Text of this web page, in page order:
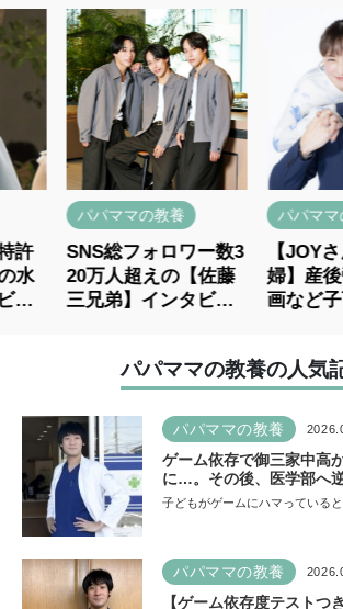
パパママの教養
SNS総フォロワー数3
20万人超えの【佐藤
三兄弟】インタビュ
パパママの教養
【JOYさん
婦】産後鬱や
画など子育て
パパママの教養の人気
パパママの教養
ゲーム依存で御三家中高
に…。その後、医学部へ
師が断言「ゲームの経験
子どもがゲームにハマっている
パパママの教養
【ゲーム依存度テストつ